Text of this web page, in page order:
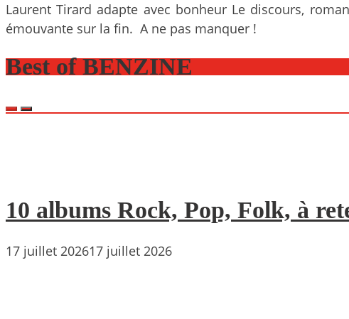
Laurent Tirard adapte avec bonheur Le discours,
émouvante sur la fin. A ne pas manquer !
Best of BENZINE
10 albums Rock, Pop, Folk, à
17 juillet 202617 juillet 2026